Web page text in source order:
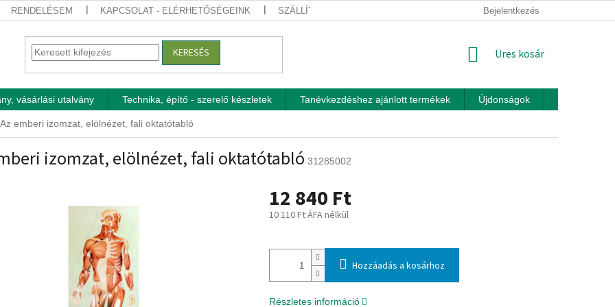
RENDELÉSEM KAPCSOLAT - ELÉRHETŐSÉGEINK SZÁLLÍTÁSI FELTÉTELEK ÜZLETI FELTÉTELEK (ÁSZF)
Bejelentkezés
KERESÉS KOSÁR
Üres kosár
vásárlási utalvány Technika, építő - szerelő készletek Tanévkezdéshez ajánlott termékek Újdonságok
Az emberi izomzat, elölnézet, fali oktatótabló
izomzat, elölnézet, fali oktatótabló 31285002
12 840 Ft
10 110 Ft ÁFA nélkül
Hozzáadás a kosárhoz
Részletes információ